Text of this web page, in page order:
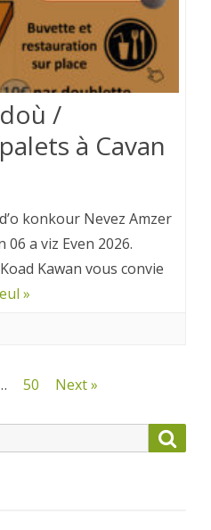
/
à Cavan
konkour Nevez Amzer
06 a viz Even 2026.
Kawan vous convie
»
50 Next »